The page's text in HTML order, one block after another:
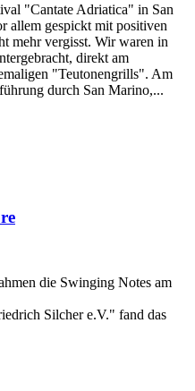
"Cantate Adriatica" in San
allem gespickt mit positiven
mehr vergisst. Wir waren in
direkt am
"Teutonengrills". Am
durch San Marino,...
die Swinging Notes am
Silcher e.V." fand das